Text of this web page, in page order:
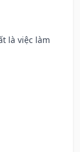
là việc làm